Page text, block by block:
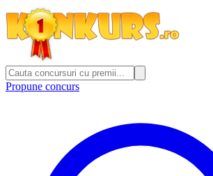
Propune concurs